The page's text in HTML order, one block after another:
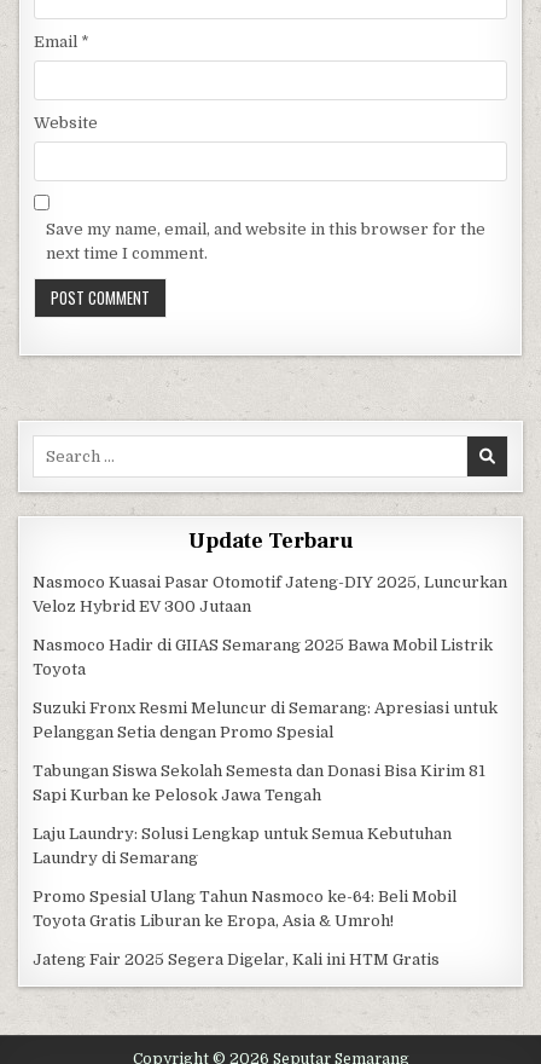
Email *
Website
Save my name, email, and website in this browser for the
next time I comment.
Search for:
Update Terbaru
Nasmoco Kuasai Pasar Otomotif Jateng-DIY 2025, Luncurkan
Veloz Hybrid EV 300 Jutaan
Nasmoco Hadir di GIIAS Semarang 2025 Bawa Mobil Listrik
Toyota
Suzuki Fronx Resmi Meluncur di Semarang: Apresiasi untuk
Pelanggan Setia dengan Promo Spesial
Tabungan Siswa Sekolah Semesta dan Donasi Bisa Kirim 81
Sapi Kurban ke Pelosok Jawa Tengah
Laju Laundry: Solusi Lengkap untuk Semua Kebutuhan
Laundry di Semarang
Promo Spesial Ulang Tahun Nasmoco ke-64: Beli Mobil
Toyota Gratis Liburan ke Eropa, Asia & Umroh!
Jateng Fair 2025 Segera Digelar, Kali ini HTM Gratis
Copyright © 2026 Seputar Semarang